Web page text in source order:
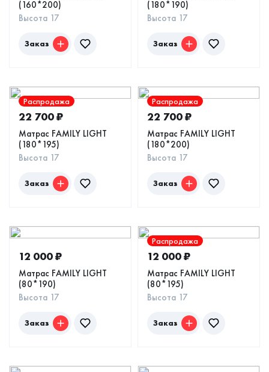
(160*200)
Высота 17
Заказ
(180*190)
Высота 17
Заказ
Распродажа
22 700₽
Матрас FAMILY LIGHT
(180*195)
Высота 17
Заказ
Распродажа
22 700₽
Матрас FAMILY LIGHT
(180*200)
Высота 17
Заказ
12 000₽
Матрас FAMILY LIGHT
(80*190)
Высота 17
Заказ
Распродажа
12 000₽
Матрас FAMILY LIGHT
(80*195)
Высота 17
Заказ